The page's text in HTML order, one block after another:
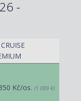
-
Kč/os. (1 089 €)